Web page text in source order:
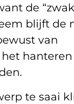
de
blijft de
van
hanteren
te saai